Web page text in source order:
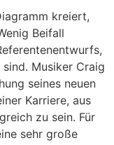
kreiert,
Beifall
Musiker Craig
seines neuen
Karriere, aus
zu sein. Für
sehr große